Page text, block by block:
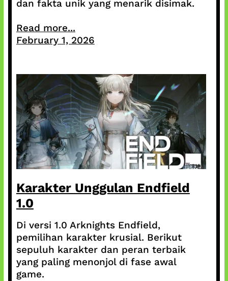
dan fakta unik yang menarik disimak.
Read more...
February 1, 2026
Karakter Unggulan Endfield
1.0
Di versi 1.0 Arknights Endfield,
pemilihan karakter krusial. Berikut
sepuluh karakter dan peran terbaik
yang paling menonjol di fase awal
game.